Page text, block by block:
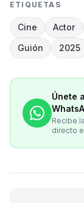
ETIQUETAS
Cine Actor
Guión
2025
Únete
Recibe
directo